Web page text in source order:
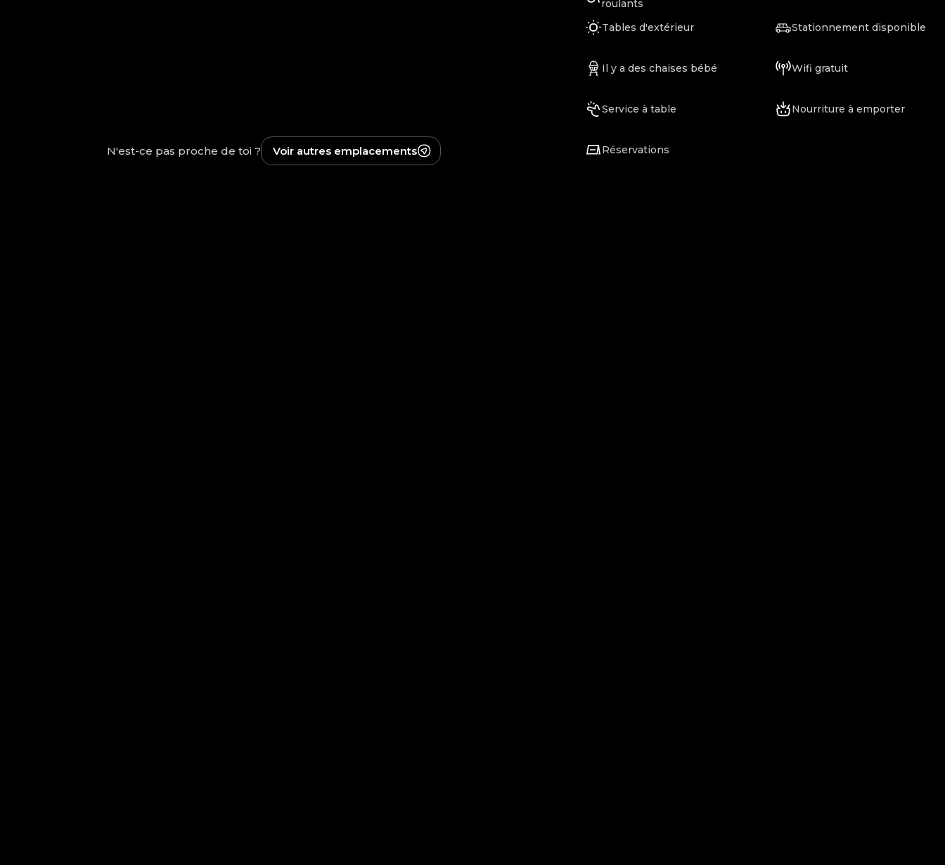
N'est-ce pas proche de toi ? Voir autres emplacements
roulants
Tables d'extérieur Stationnement disponible
Il y a des chaises bébé Wifi gratuit
Service à table Nourriture à emporter
Réservations